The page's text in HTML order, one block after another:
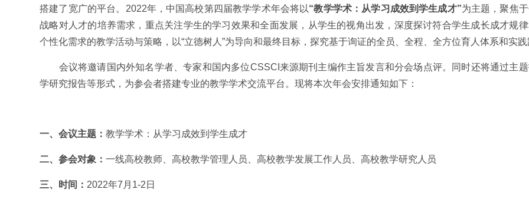
搭建了宽广的平台。2022年，中国高校第四届教学学术年会将以“教学学术：从学习成效到学生成才”为主题，聚焦
战略对人才的培养需求，重点关注学生的学习效果和全面发展，从学生的视角出发，深度探讨符合学生成长成才规
个性化需求的教学活动与策略，以“立德树人”为导向和最终目标，探究基于询证的全员、全程、全方位育人体系和实
会议将邀请国内外知名学者、专家和国内多位CSSCI来源期刊主编作主旨发言和分会场点评。同时还将通过主
学研究报告等形式，为参会者搭建专业的教学学术交流平台。现将本次年会安排通知如下：
一、会议主题：教学学术：从学习成效到学生成才
二、参会对象：一线高校教师、高校教学管理人员、高校教学发展工作人员、高校教学研究人员
三、 时间： 2022年7月1-2日